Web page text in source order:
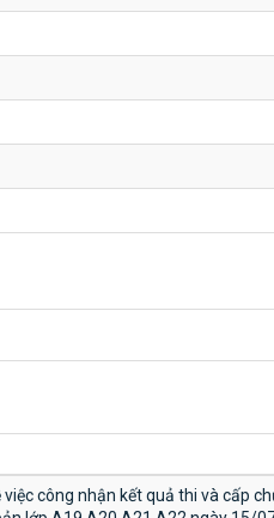
việc công nhận kết quả thi và cấp